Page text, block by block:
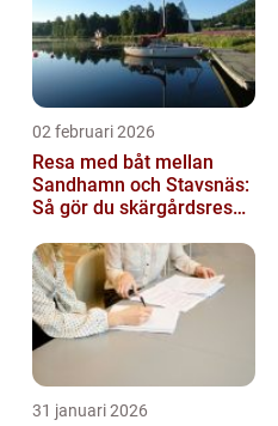
02 februari 2026
Resa med båt mellan
Sandhamn och Stavsnäs:
Så gör du skärgårdsresan
31 januari 2026